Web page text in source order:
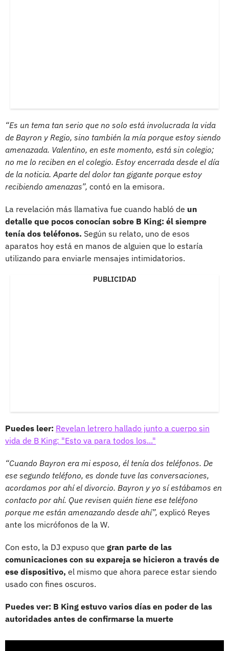
“Es un tema tan serio que no solo está involucrada la vida
de Bayron y Regio, sino también la mía porque estoy siendo
amenazada. Valentino, en este momento, está sin colegio;
no me lo reciben en el colegio. Estoy encerrada desde el día
de la noticia. Aparte del dolor tan gigante porque estoy
recibiendo amenazas”, contó en la emisora.
La revelación más llamativa fue cuando habló de un
detalle que pocos conocían sobre B King: él siempre
tenía dos teléfonos. Según su relato, uno de esos
aparatos hoy está en manos de alguien que lo estaría
utilizando para enviarle mensajes intimidatorios.
PUBLICIDAD
Puedes leer: Revelan letrero hallado junto a cuerpo sin
vida de B King: "Esto va para todos los..."
“Cuando Bayron era mi esposo, él tenía dos teléfonos. De
ese segundo teléfono, es donde tuve las conversaciones,
acordamos por ahí el divorcio. Bayron y yo sí estábamos en
contacto por ahí. Que revisen quién tiene ese teléfono
porque me están amenazando desde ahí”, explicó Reyes
ante los micrófonos de la W.
Con esto, la DJ expuso que gran parte de las
comunicaciones con su expareja se hicieron a través de
ese dispositivo, el mismo que ahora parece estar siendo
usado con fines oscuros.
Puedes ver: B King estuvo varios días en poder de las
autoridades antes de confirmarse la muerte